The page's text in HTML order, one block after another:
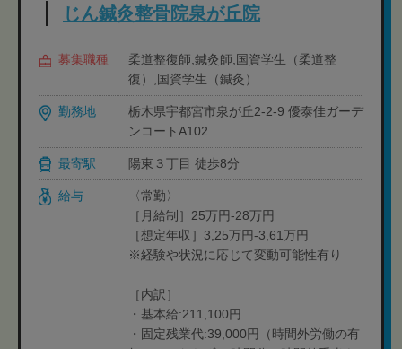
じん鍼灸整骨院泉が丘院
募集職種
柔道整復師,鍼灸師,国資学生（柔道整
復）,国資学生（鍼灸）
勤務地
栃木県宇都宮市泉が丘2-2-9 優泰佳ガーデ
ンコートA102
最寄駅 陽東３丁目 徒歩8分
給与
〈常勤〉
［月給制］25万円-28万円
［想定年収］3,25万円-3,61万円
※経験や状況に応じて変動可能性有り
［内訳］
・基本給:211,100円
・固定残業代:39,000円（時間外労働の有